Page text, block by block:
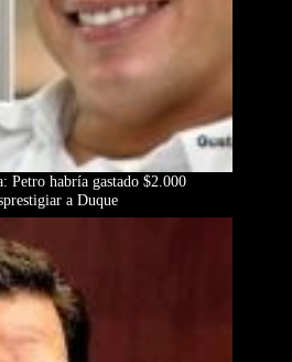
Petro habría gastado $2.000
a Duque